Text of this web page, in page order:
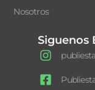
Nosotros
Siguenos